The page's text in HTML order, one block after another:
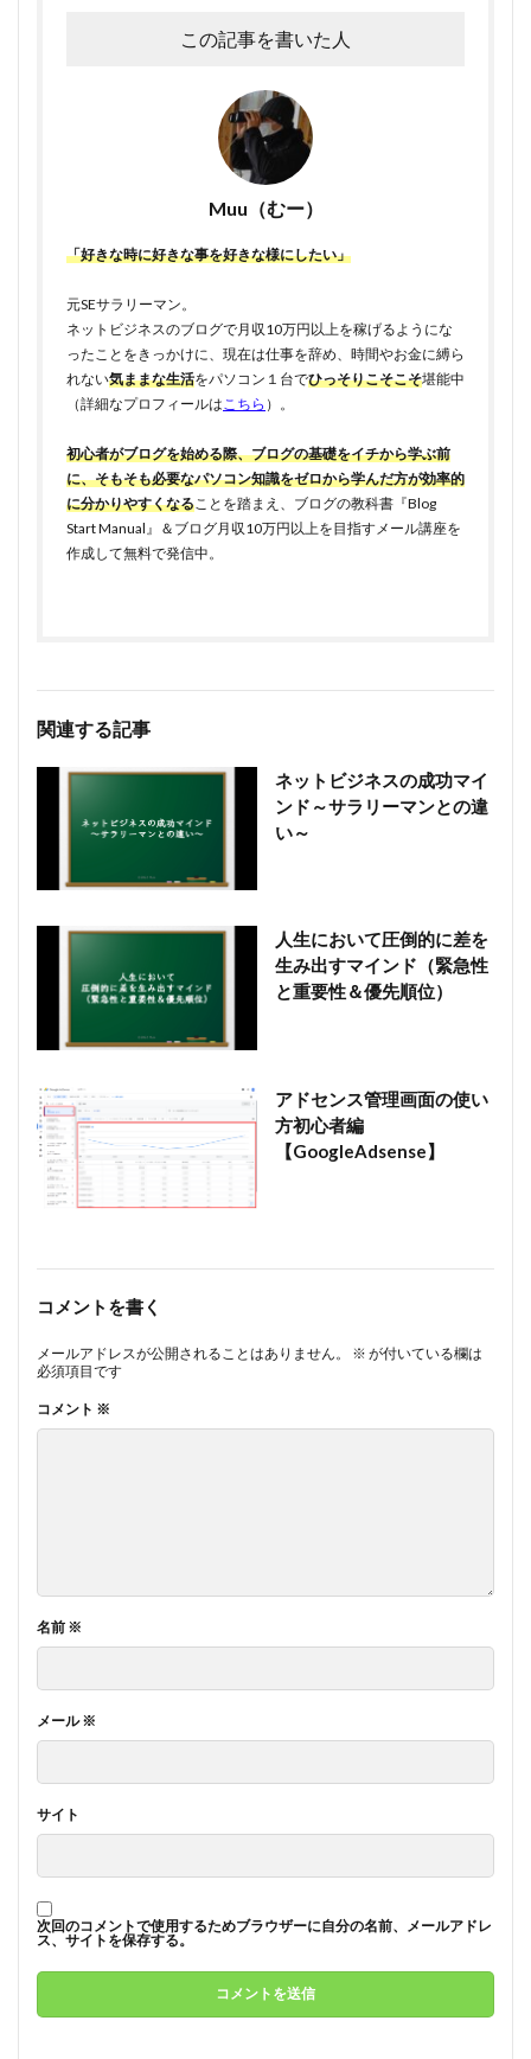
この記事を書いた人
Muu（むー）
「好きな時に好きな事を好きな様にしたい」
元SEサラリーマン。
ネットビジネスのブログで月収10万円以上を稼げるようにな
ったことをきっかけに、現在は仕事を辞め、時間やお金に縛ら
れない気ままな生活をパソコン１台でひっそりこそこそ堪能中
（詳細なプロフィールは こちら ）。
初心者がブログを始める際、ブログの基礎をイチから学ぶ前
に、そもそも必要なパソコン知識をゼロから学んだ方が効率的
に分かりやすくなる ことを踏まえ、ブログの教科書『Blog
Start Manual』＆ブログ月収10万円以上を目指すメール講座を
作成して無料で発信中。
関連する記事
ネットビジネスの成功マイ
ンド～サラリーマンとの違
い～
人生において圧倒的に差を
生み出すマインド（緊急性
と重要性＆優先順位）
アドセンス管理画面の使い
方初心者編
【GoogleAdsense】
コメントを書く
メールアドレスが公開されることはありません。 ※ が付いている欄は
必須項目です
コメント ※
名前 ※
メール※
サイト
次回のコメントで使用するためブラウザーに自分の名前、メールアドレ
ス、サイトを保存する。